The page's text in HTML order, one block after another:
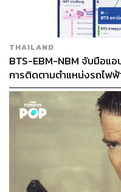
THAILAND
BTS-EBM-NBM จับมือแ
การติดตามตำแหน่งรถไฟฟ้